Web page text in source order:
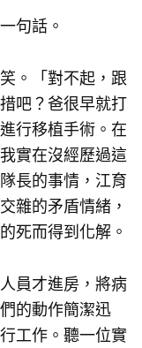
句話。
。「對不起，跟
吧？爸很早就打
行移植手術。在
實在沒經歷過這
長的事情，江育
雜的矛盾情緒，
死而得到化解。
員才進房，將病
的動作簡潔迅
工作。聽一位實